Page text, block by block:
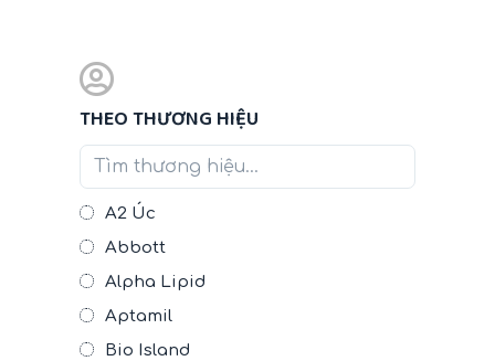
THEO THƯƠNG HIỆU
A2 Úc
Abbott
Alpha Lipid
Aptamil
Bio Island